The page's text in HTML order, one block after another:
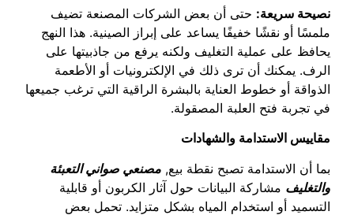
نصيحة سريعة: حتى أن بعض الشركات المصنعة تضيف
ملمسًا أو نقشًا خفيفًا يساعد على إبراز الصينية. هذا النهج
يحافظ على عملية التغليف ولكنه يرفع من جاذبيتها على
الرف. يمكنك أن ترى ذلك في الإلكترونيات أو الأطعمة
الذواقة أو خطوط العناية بالبشرة الراقية التي ترغب جميعها
في تجربة فتح العلبة المصقولة.
مقاييس الاستدامة والشهادات
بما أن الاستدامة تصبح نقطة بيع, مصنعي صواني التعبئة
والتغليف مشاركة البيانات حول آثار الكربون أو قابلية
التسميد أو استخدام المياه بشكل متزايد. تحمل بعض